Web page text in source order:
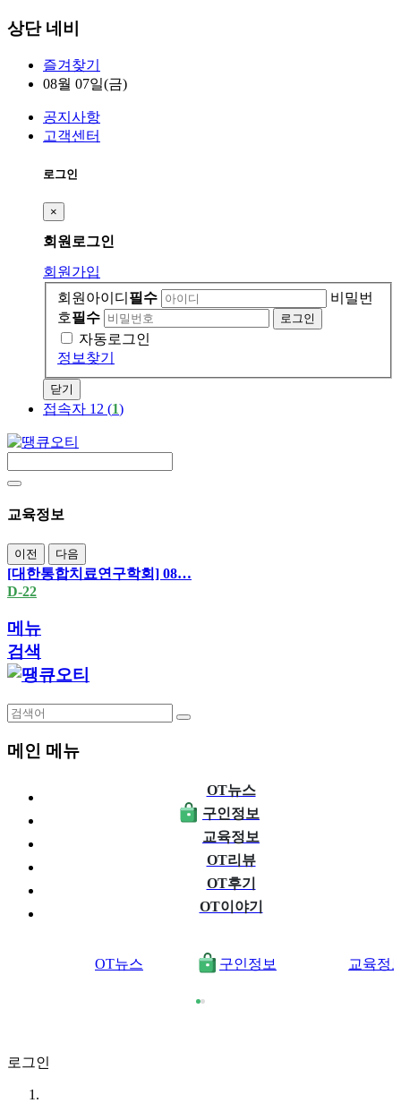
상단 네비
즐겨찾기
08월 07일(금)
공지사항
고객센터
로그인
×
회원 로그인
회원가입
회원아이디 필수
비밀번
호필수
자동로그인
정보찾기
닫기
접속자 12 (1)
교육정보
이전 다음
[대한통합치료연구학회] 08…
D-22
메뉴
검색
메인 메뉴
OT뉴스
구인정보
교육정보
OT리뷰
OT후기
OT이야기
OT뉴스 구인정보 교육정
로그인